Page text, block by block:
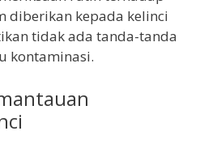
diberikan kepada kelinci
tidak ada tanda-tanda
kontaminasi.